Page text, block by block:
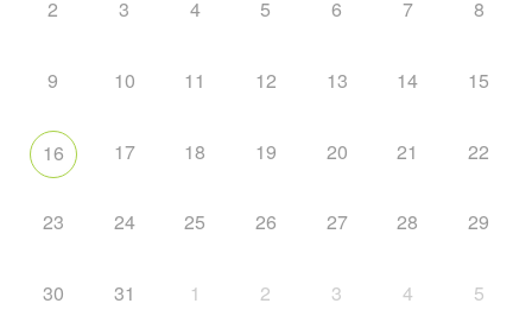
2 3 4 5 6 7 8
9 10 11 12 13 14 15
16 17 18 19 20 21 22
23 24 25 26 27 28 29
30 31 1 2 3 4 5